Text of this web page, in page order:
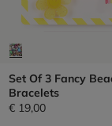
Set Of 3 Fancy
Bracelets
€ 19,00